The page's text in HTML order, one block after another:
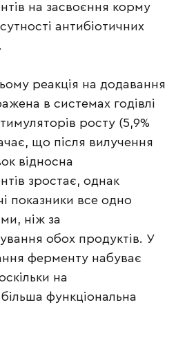
на засвоєння корму
антибіотичних
реакція на додавання
в системах годівлі
росту (5,9%
що після вилучення
відносна
зростає, однак
показники все одно
ніж за
обох продуктів. У
ферменту набуває
на
функціональна